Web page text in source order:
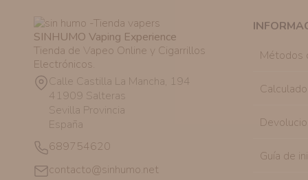
SINHUMO Vaping Experience
Tienda de Vapeo Online y Cigarrillos
Electrónicos.
Calle Castilla La Mancha, 194
41909 Salteras
Sevilla Provincia
España
689754620
contacto@sinhumo.net
Métodos
Guía de